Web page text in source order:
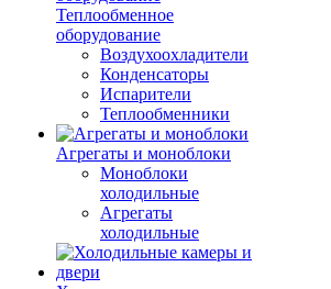
Теплообменное
оборудование
Воздухоохладители
Конденсаторы
Испарители
Теплообменники
Агрегаты и моноблоки
Моноблоки
холодильные
Агрегаты
холодильные